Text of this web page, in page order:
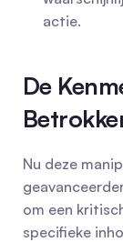
actie.
De
Nu deze
om een
specifieke